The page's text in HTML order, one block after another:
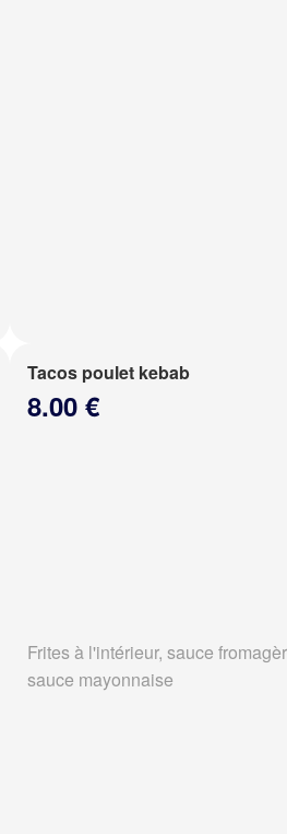
Tacos poulet kebab
8.00 €
Frites à l'intérieur, sauce
sauce mayonnaise